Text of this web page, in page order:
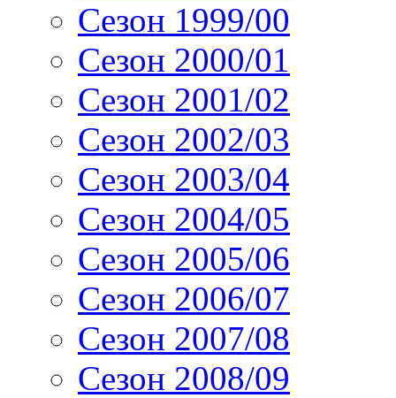
Сезон 1999/00
Сезон 2000/01
Сезон 2001/02
Сезон 2002/03
Сезон 2003/04
Сезон 2004/05
Сезон 2005/06
Сезон 2006/07
Сезон 2007/08
Сезон 2008/09